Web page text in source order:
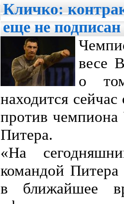
Кличко:
еще не подписан
весе
о
находится
против
Питера.
«На
командой
в ближайшее